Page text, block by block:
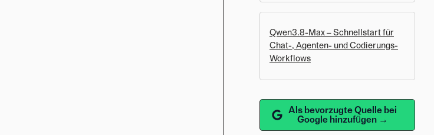
Qwen3.8-Max – Schnellstart für
Chat-, Agenten- und Codierungs-
Workflows
Als bevorzugte Quelle bei
Google hinzufügen →